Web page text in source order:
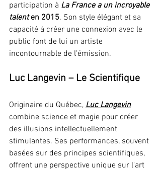
participation à La France a un incroyable
talent en 2015. Son style élégant et sa
capacité à créer une connexion avec le
public font de lui un artiste
incontournable de l'émission.
Luc Langevin – Le Scientifique
Originaire du Québec, Luc Langevin
combine science et magie pour créer
des illusions intellectuellement
stimulantes. Ses performances, souvent
basées sur des principes scientifiques,
offrent une perspective unique sur l'art